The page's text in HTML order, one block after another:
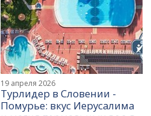
19 апреля 2026
Турлидер в Словении -
Помурье: вкус Иерусалима